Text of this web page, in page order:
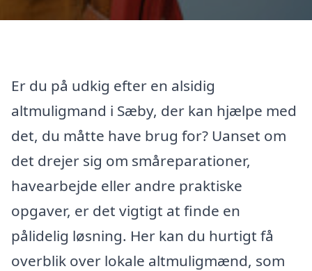
Er du på udkig efter en alsidig
altmuligmand i Sæby, der kan hjælpe med
det, du måtte have brug for? Uanset om
det drejer sig om småreparationer,
havearbejde eller andre praktiske
opgaver, er det vigtigt at finde en
pålidelig løsning. Her kan du hurtigt få
overblik over lokale altmuligmænd, som